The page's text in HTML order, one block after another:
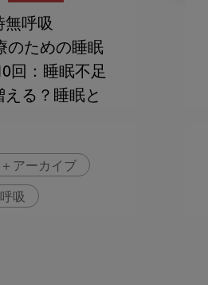
無呼吸
のための睡眠
回：睡眠不足
る？睡眠と
アーカイブ
吸